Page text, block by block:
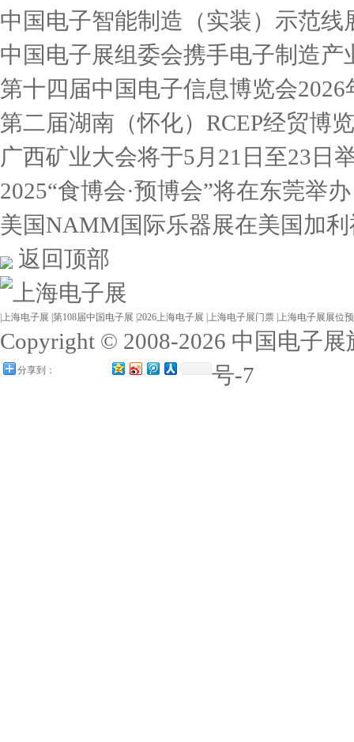
中国电子智能制造（实装）示范线
中国电子展组委会携手电子制造产
第十四届中国电子信息博览会2026
第二届湖南（怀化）RCEP经贸博
广西矿业大会将于5月21日至23日
2025“食博会·预博会”将在东莞举办
美国NAMM国际乐器展在美国加
返回顶部
上海电子展 第108届中国电子展 2026上海电子展 上海电子展门票 上海电子展展位
Copyright © 2008-2026 中国电子
号-7
分享到：